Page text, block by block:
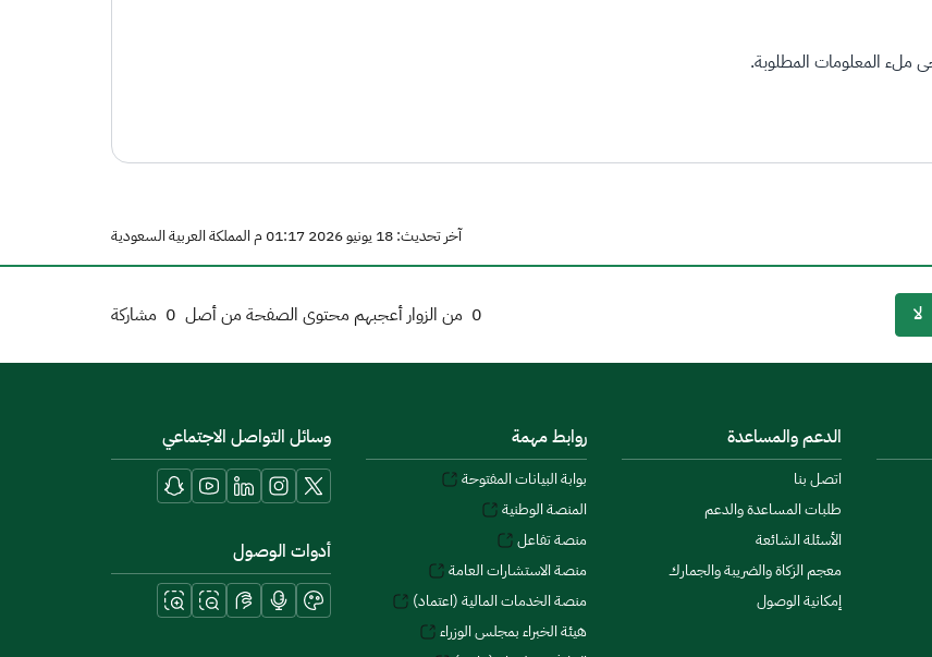
ملء المعلومات المطلوبة.
آخر تحديث: 18 يونيو 2026 01:17 م المملكة العربية السعودية
0 من الزوار أعجبهم محتوى الصفحة من أصل 0 مشاركة لا
الدعم والمساعدة
اتصل بنا
طلبات المساعدة والدعم
الأسئلة الشائعة
معجم الزكاة والضريبة والجمارك
إمكانية الوصول
روابط مهمة
بوابة البيانات المفتوحة
المنصة الوطنية
منصة تفاعل
منصة الاستشارات العامة
منصة الخدمات المالية (اعتماد)
هيئة الخبراء بمجلس الوزراء
وسائل التواصل الاجتماعي
أدوات الوصول